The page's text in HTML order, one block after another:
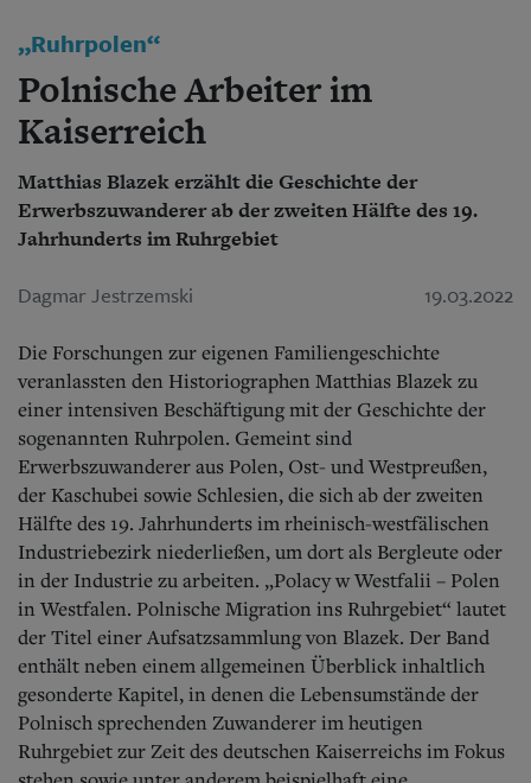
„Ruhrpolen“
Polnische Arbeiter im
Kaiserreich
Matthias Blazek erzählt die Geschichte der
Erwerbszuwanderer ab der zweiten Hälfte des 19.
Jahrhunderts im Ruhrgebiet
Dagmar Jestrzemski 19.03.2022
Die Forschungen zur eigenen Familiengeschichte
veranlassten den Historiographen Matthias Blazek zu
einer intensiven Beschäftigung mit der Geschichte der
sogenannten Ruhrpolen. Gemeint sind
Erwerbszuwanderer aus Polen, Ost- und Westpreußen,
der Kaschubei sowie Schlesien, die sich ab der zweiten
Hälfte des 19. Jahrhunderts im rheinisch-westfälischen
Industriebezirk niederließen, um dort als Bergleute oder
in der Industrie zu arbeiten. „Polacy w Westfalii – Polen
in Westfalen. Polnische Migration ins Ruhrgebiet“ lautet
der Titel einer Aufsatzsammlung von Blazek. Der Band
enthält neben einem allgemeinen Überblick inhaltlich
gesonderte Kapitel, in denen die Lebensumstände der
Polnisch sprechenden Zuwanderer im heutigen
Ruhrgebiet zur Zeit des deutschen Kaiserreichs im Fokus